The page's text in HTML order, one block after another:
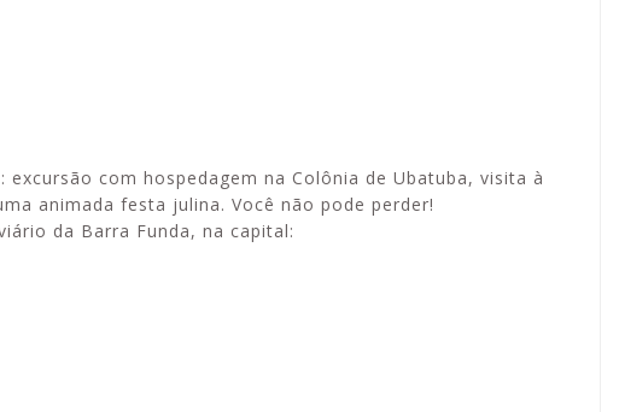
com hospedagem na Colônia de Ubatuba, visita à
animada festa julina. Você não pode perder!
da Barra Funda, na capital: